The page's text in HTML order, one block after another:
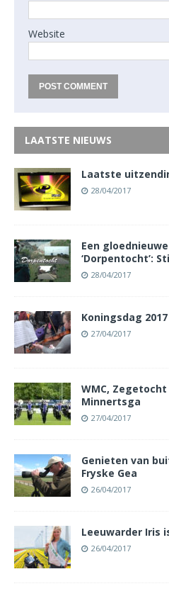
Website
LAATSTE NIEUWS
Laatste
28/04/2017
Een
‘Dorpentocht’:
28/04/2017
Koningsdag 2017
27/04/2017
WMC,
Minnertsga
27/04/2017
Genieten van
Fryske Gea
26/04/2017
Leeuwarder Iris
26/04/2017